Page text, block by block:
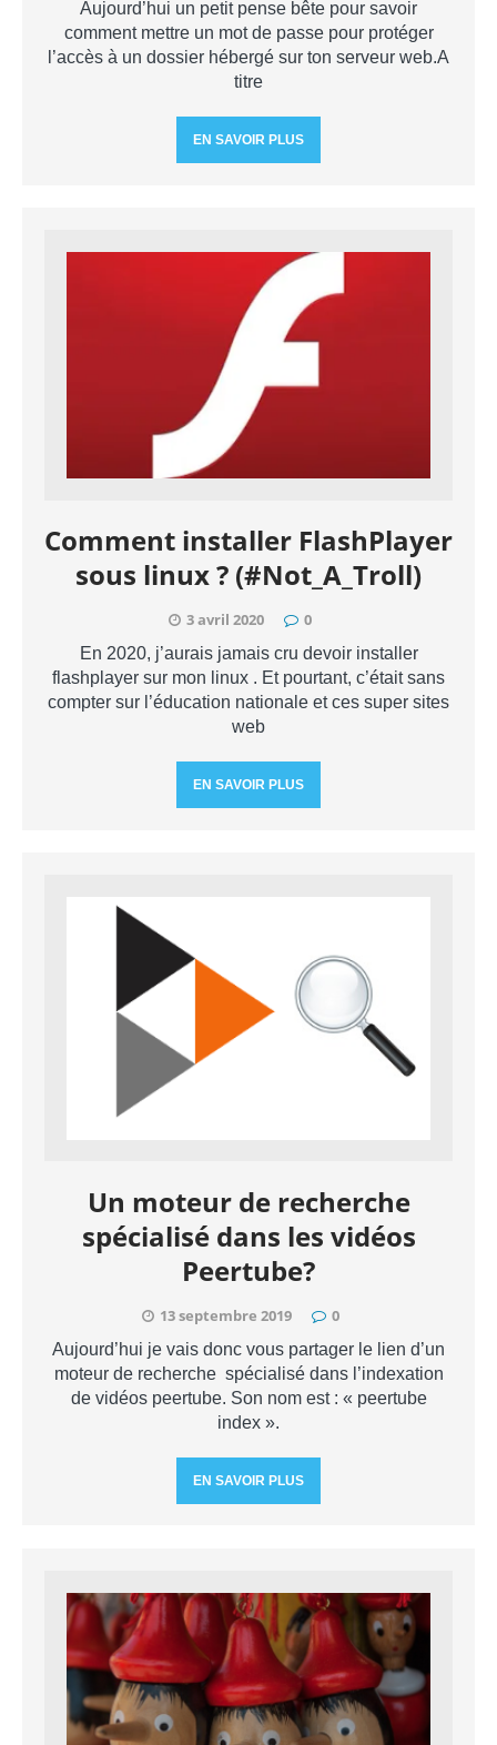
Aujourd’hui un petit pense bête pour savoir
comment mettre un mot de passe pour protéger
l’accès à un dossier hébergé sur ton serveur web.A
titre
EN SAVOIR PLUS
Comment installer FlashPlayer
sous linux ? (#Not_A_Troll)
3 avril 2020 0
En 2020, j’aurais jamais cru devoir installer
flashplayer sur mon linux . Et pourtant, c’était sans
compter sur l’éducation nationale et ces super sites
web
EN SAVOIR PLUS
Un moteur de recherche
spécialisé dans les vidéos
Peertube?
13 septembre 2019 0
Aujourd’hui je vais donc vous partager le lien d’un
moteur de recherche spécialisé dans l’indexation
de vidéos peertube. Son nom est : « peertube
index ».
EN SAVOIR PLUS